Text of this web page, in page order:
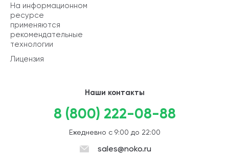
На информационном
ресурсе
применяются
рекомендательные
технологии
Лицензия
Наши контакты
8 (800) 222-08-88
Ежедневно с 9:00 до 22:00
sales@noko.ru